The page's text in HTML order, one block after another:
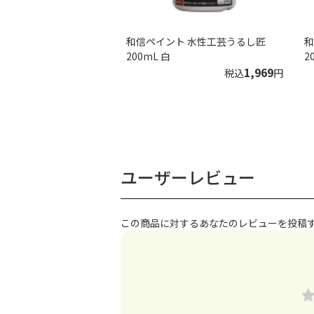
和信ペイント 水性工芸うるし匠
200mL 白
税込1,969円
ユーザーレビュー
この商品に対するあなたのレビューを投稿